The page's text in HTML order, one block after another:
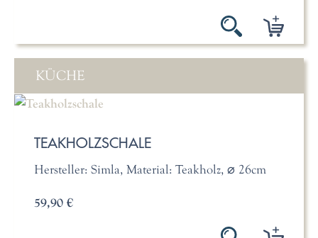
KÜCHE
TEAKHOLZSCHALE
Hersteller: Simla, Material: Teakholz, ⌀ 26cm
59,90 €